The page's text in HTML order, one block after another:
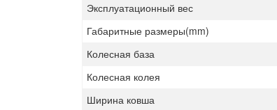
Эксплуатационный вес
Габаритные размеры(mm)
Колесная база
Колесная колея
Ширина ковша